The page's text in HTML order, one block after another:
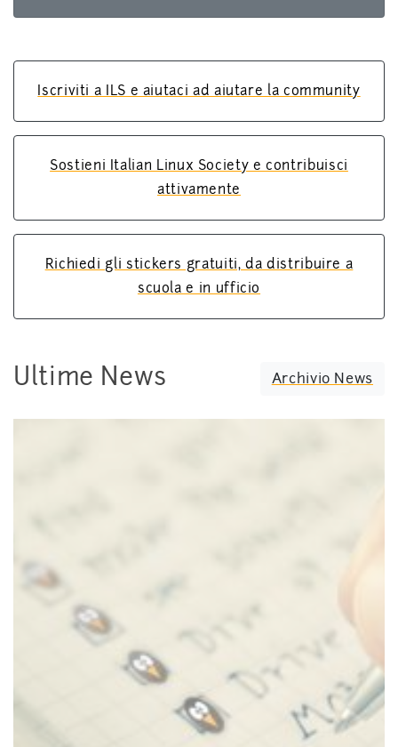
Iscriviti a ILS e aiutaci ad aiutare la community
Sostieni Italian Linux Society e contribuisci
attivamente
Richiedi gli stickers gratuiti, da distribuire a
scuola e in ufficio
Archivio News
Ultime News